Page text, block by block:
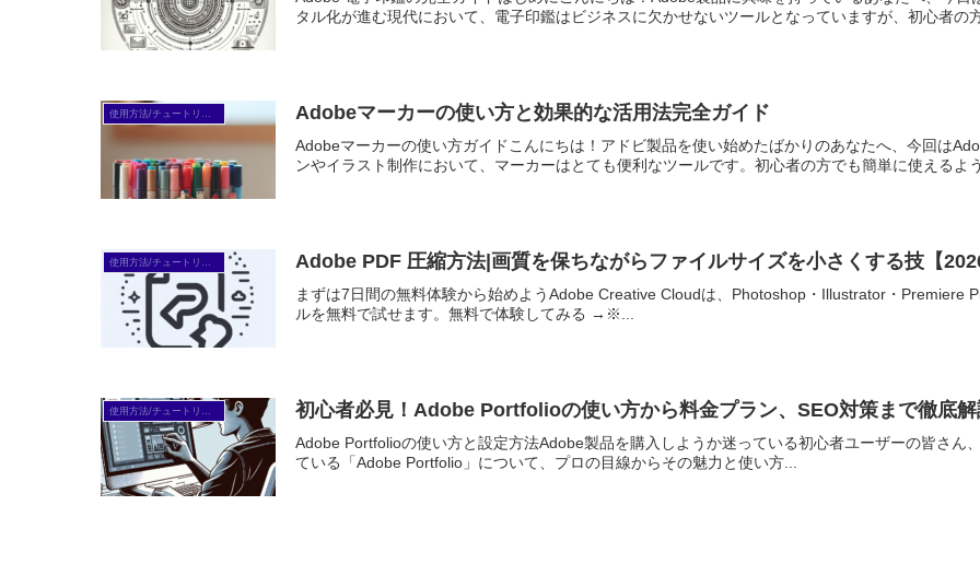
タル化が進む現代において、電子印鑑はビジネスに欠かせないツールとなっていますが、初心者の
Adobeマーカーの使い方と効果的な活用法完全ガイド
Adobeマーカーの使い方ガイドこんにちは！アドビ製品を使い始めたばかりのあなたへ、今回は
ンやイラスト制作において、マーカーはとても便利なツールです。初心者の方でも簡単に使えるよ
Adobe PDF 圧縮方法|画質を保ちながらファイルサイズを小さくする技【
まずは7日間の無料体験から始めようAdobe Creative Cloudは、Photoshop・Illustrator・Premiere
ルを無料で試せます。無料で体験してみる →※...
初心者必見！Adobe Portfolioの使い方から料金プラン、SEO対策まで徹底
Adobe Portfolioの使い方と設定方法Adobe製品を購入しようか迷っている初心者ユーザーの皆さん
ている「Adobe Portfolio」について、プロの目線からその魅力と使い方...